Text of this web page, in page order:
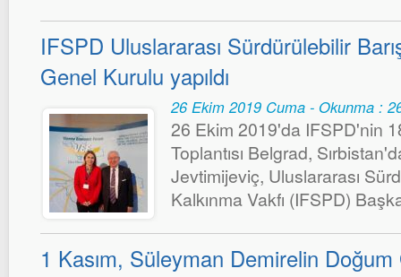
IFSPD Uluslararası Sürdürülebilir
Genel Kurulu yapıldı
26 Ekim 2019 Cuma - Okunma :
26 Ekim 2019'da IFSPD'nin
Toplantısı Belgrad,
Jevtimijeviç, Uluslararası
Kalkınma Vakfı (IFSPD)
1 Kasım, Süleyman Demirelin